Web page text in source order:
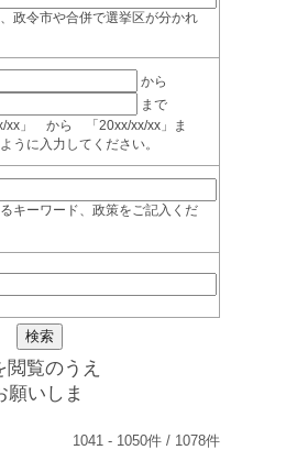
政令市や合併で選挙区が分かれ
から
まで
xx」 から 「20xx/xx/xx」ま
うに入力してください。
キーワード、政策をご記入くだ
閲覧のうえ
願いしま
1041 - 1050件 / 1078件